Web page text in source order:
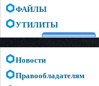
ФАЙЛЫ
УТИЛИТЫ
Новости
Правообладателям